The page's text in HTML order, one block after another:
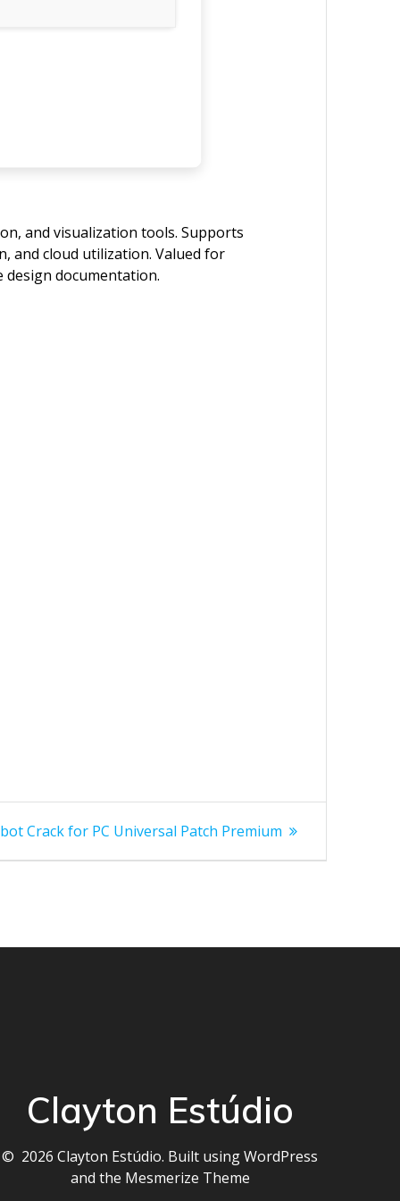
and visualization tools. Supports
and cloud utilization. Valued for
documentation.
Crack for PC Universal Patch Premium
Clayton Estúdio
© 2026 Clayton Estúdio. Built using WordPress
and the Mesmerize Theme